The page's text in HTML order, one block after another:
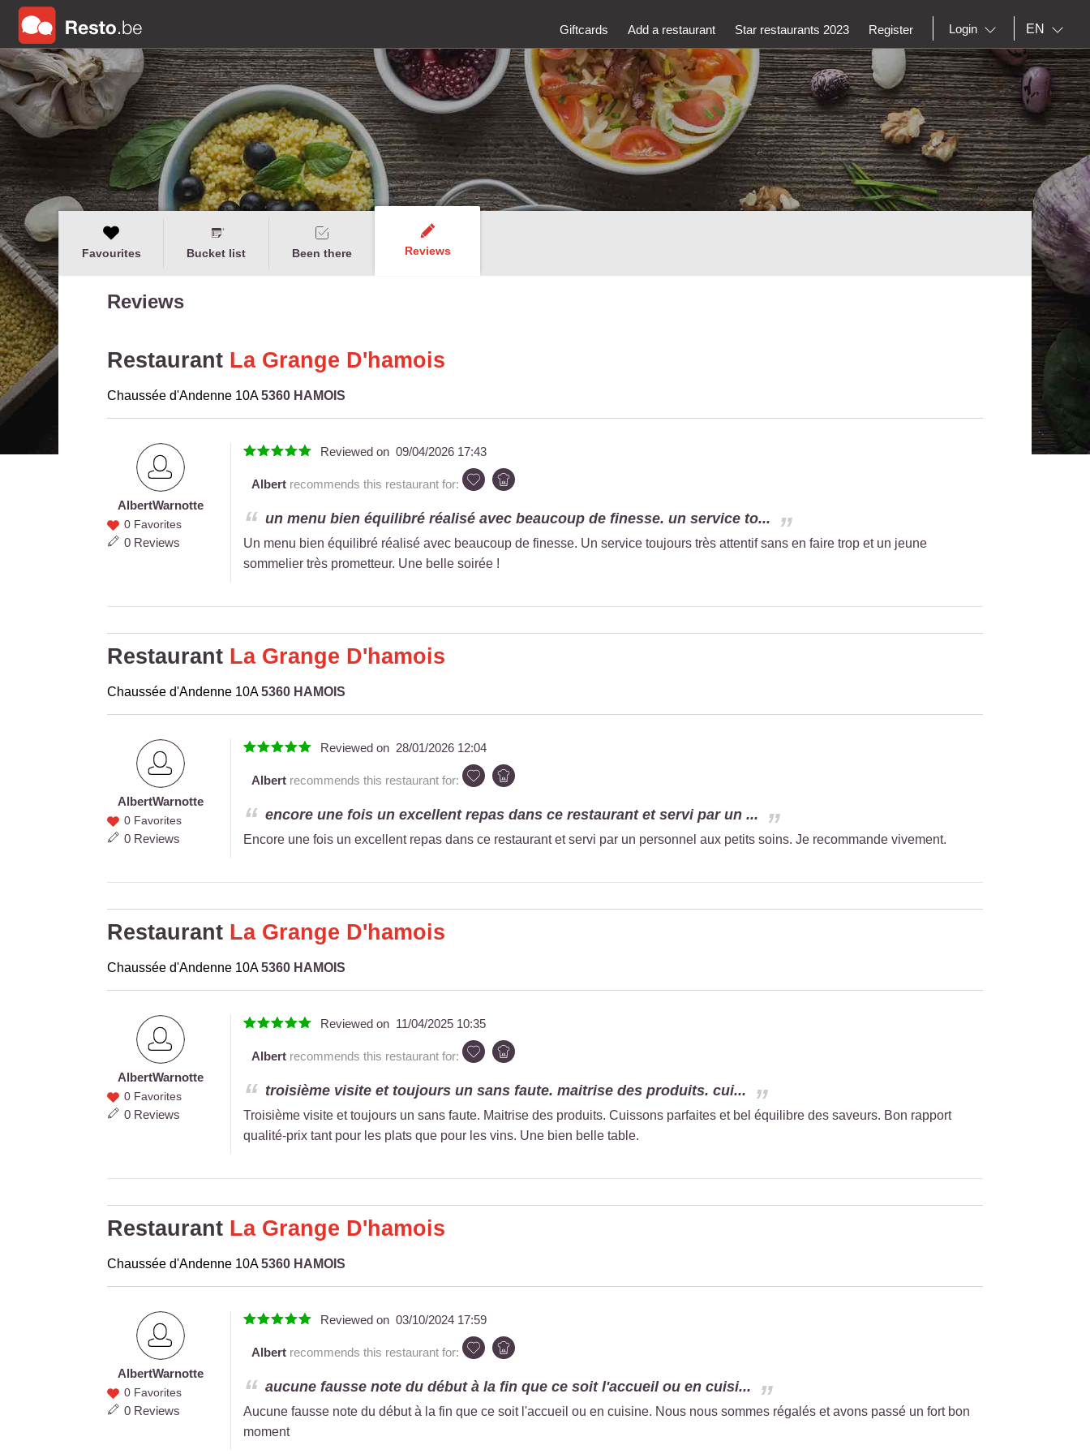
Giftcards Add a restaurant Star restaurants 2023 Register Login EN
Favourites Bucket list Been there Reviews
Reviews
Restaurant La Grange D'hamois
Chaussée d'Andenne 10A 5360 HAMOIS
Albert
Warnotte
AlbertWarnotte
0 Favorites
0 Reviews
Reviewed on 09/04/2026 17:43
Albert recommends this restaurant for:
un menu bien équilibré réalisé avec beaucoup de finesse. un service to...
Un menu bien équilibré réalisé avec beaucoup de finesse. Un service toujours très attentif sans en faire trop et un jeune
sommelier très prometteur. Une belle soirée !
Restaurant La Grange D'hamois
Chaussée d'Andenne 10A 5360 HAMOIS
Albert
Warnotte
AlbertWarnotte
0 Favorites
0 Reviews
Reviewed on 28/01/2026 12:04
Albert recommends this restaurant for:
encore une fois un excellent repas dans ce restaurant et servi par un ...
Encore une fois un excellent repas dans ce restaurant et servi par un personnel aux petits soins. Je recommande vivement.
Restaurant La Grange D'hamois
Chaussée d'Andenne 10A 5360 HAMOIS
Albert
Warnotte
AlbertWarnotte
0 Favorites
0 Reviews
Reviewed on 11/04/2025 10:35
Albert recommends this restaurant for:
troisième visite et toujours un sans faute. maitrise des produits. cui...
Troisième visite et toujours un sans faute. Maitrise des produits. Cuissons parfaites et bel équilibre des saveurs. Bon rapport
qualité-prix tant pour les plats que pour les vins. Une bien belle table.
Restaurant La Grange D'hamois
Chaussée d'Andenne 10A 5360 HAMOIS
Albert
Warnotte
AlbertWarnotte
0 Favorites
0 Reviews
Reviewed on 03/10/2024 17:59
Albert recommends this restaurant for:
aucune fausse note du début à la fin que ce soit l'accueil ou en cuisi...
Aucune fausse note du début à la fin que ce soit l'accueil ou en cuisine. Nous nous sommes régalés et avons passé un fort bon
moment